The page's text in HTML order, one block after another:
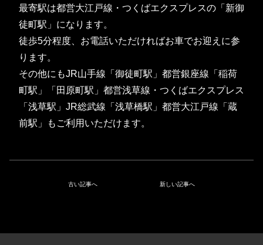
最寄駅は都営大江戸線・つくばエクスプレスの「新御
徒町駅」になります。
徒歩5分程度、お電話いただければお車でお迎えに参
ります。
その他にもJR山手線「御徒町駅」都営銀座線「稲荷
町駅」「田原町駅」都営浅草線・つくばエクスプレス
「浅草駅」JR総武線「浅草橋駅」都営大江戸線「蔵
前駅」もご利用いただけます。
古い記事へ 新しい記事へ